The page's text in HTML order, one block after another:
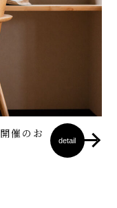
催のお
detail